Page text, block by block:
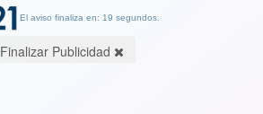
El aviso finaliza en: 19 segundos.
Finalizar Publicidad